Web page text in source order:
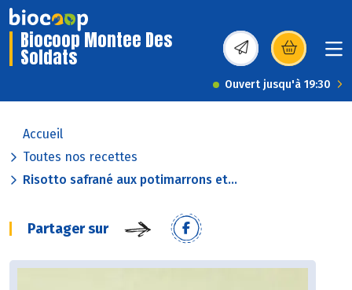
Biocoop Montee Des
Soldats (s’ouvre dans une
Ouvert jusqu'à 19:30
Accueil
Toutes nos recettes
Risotto safrané aux potimarrons et...
Partager sur